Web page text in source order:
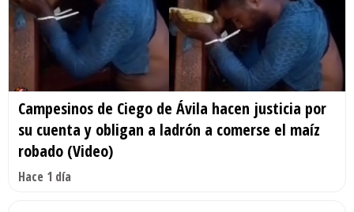
Campesinos de Ciego de Ávila hacen justicia por
su cuenta y obligan a ladrón a comerse el maíz
robado (Video)
Hace 1 día